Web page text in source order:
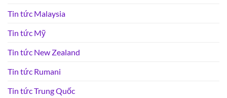
Tin tức Malaysia
Tin tức Mỹ
Tin tức New Zealand
Tin tức Rumani
Tin tức Trung Quốc